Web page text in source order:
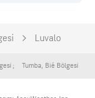
Luvalo
Tumba, Bié Bölgesi